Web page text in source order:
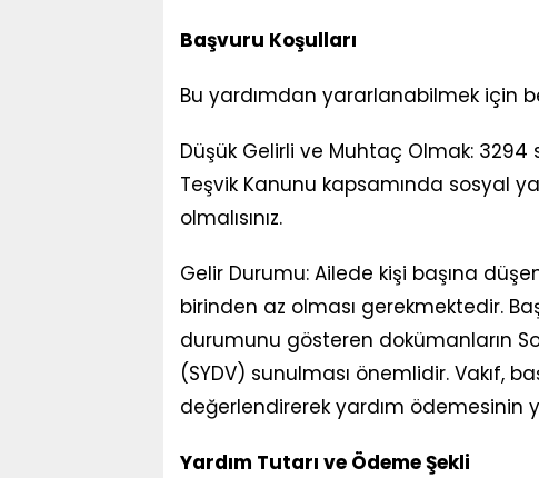
Başvuru Koşulları
Bu yardımdan yararlanabilmek için
Düşük Gelirli ve Muhtaç Olmak: 3294
Teşvik Kanunu kapsamında sosyal
olmalısınız.
Gelir Durumu: Ailede kişi başına
birinden az olması gerekmektedir.
durumunu gösteren dokümanların
(SYDV) sunulması önemlidir. Vakıf,
değerlendirerek yardım ödemesinin
Yardım Tutarı ve Ödeme Şekli